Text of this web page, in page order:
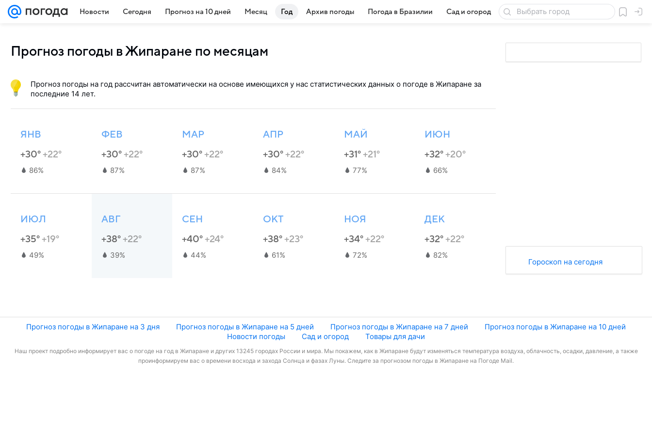
Новости Сегодня Прогноз на 10 дней Месяц Год Архив погоды Погода в Бразилии Сад и огород Товары для дачи
Прогноз погоды в Жипаране по месяцам
Гороскоп на сегодня
Прогноз погоды на год рассчитан автоматически на основе имеющихся у нас статистических данных о погоде в Жипаране за
последние 14 лет.
ЯНВ
+30°+22°
86%
ФЕВ
+30°+22°
87%
МАР
+30°+22°
87%
АПР
+30°+22°
84%
МАЙ
+31°+21°
77%
ИЮН
+32°+20°
66%
ИЮЛ
+35°+19°
49%
АВГ
+38°+22°
39%
СЕН
+40°+24°
44%
ОКТ
+38°+23°
61%
НОЯ
+34°+22°
72%
ДЕК
+32°+22°
82%
Прогноз погоды в Жипаране на 3 дня Прогноз погоды в Жипаране на 5 дней Прогноз погоды в Жипаране на 7 дней
Прогноз погоды в Жипаране на 10 дней
Новости погоды
Сад и огород Товары для дачи
Наш проект подробно информирует вас о погоде на год в Жипаране и других 13245 городах России и мира. Мы покажем, как в Жипаране будут изменяться температура воздуха, облачность, осадки, давление, а также
проинформируем вас о времени восхода и захода Солнца и фазах Луны. Следите за прогнозом погоды в Жипаране на Погоде Mail.